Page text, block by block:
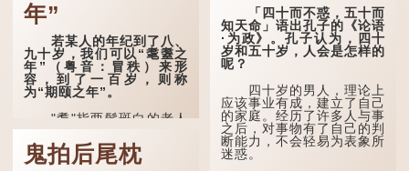
年”
若某人的年纪到了八、
九十岁，我们可以“耄耋之
年”（粤音：冒秩）来形
容，到了一百岁，则称
为“期颐之年”。
"耄"指两鬓斑白的老人
家，亦含有思想紊乱的意
思；"耋"更有跌倒的意思，
也是用来形容老人家的。
鬼拍后尾枕
「四十而不惑，五十而
知天命」语出孔子的《论语
·为政》。孔子认为，四十
岁和五十岁，人会是怎样的
呢？
四十岁的男人，理论上
应该事业有成，建立了自己
的家庭。经历了许多人与事
之后，对事物有了自己的判
断能力，不会轻易为表象所
迷惑。